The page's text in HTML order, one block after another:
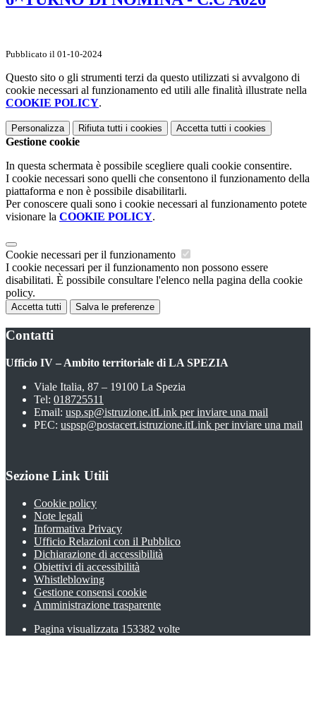
Pubblicato il 01-10-2024
Questo sito o gli strumenti terzi da questo utilizzati si avvalgono di
cookie necessari al funzionamento ed utili alle finalità illustrate nella
COOKIE POLICY.
Personalizza Rifiuta tutti i cookies Accetta tutti i cookies
Gestione cookie
In questa schermata è possibile scegliere quali cookie consentire.
I cookie necessari sono quelli che consentono il funzionamento della
piattaforma e non è possibile disabilitarli.
Per conoscere quali sono i cookie necessari al funzionamento potete
visionare la COOKIE POLICY.
Cookie necessari per il funzionamento
I cookie necessari per il funzionamento non possono essere
disabilitati. È possibile consultare l'elenco nella pagina della cookie
policy.
Accetta tutti Salva le preferenze
Contatti
Ufficio IV – Ambito territoriale di LA SPEZIA
Viale Italia, 87 – 19100 La Spezia
Tel: 018725511
Email: usp.sp@istruzione.itLink per inviare una mail
PEC: uspsp@postacert.istruzione.itLink per inviare una mail
Sezione Link Utili
Cookie policy
Note legali
Informativa Privacy
Ufficio Relazioni con il Pubblico
Dichiarazione di accessibilità
Obiettivi di accessibilità
Whistleblowing
Gestione consensi cookie
Amministrazione trasparente
Pagina visualizzata 153382 volte